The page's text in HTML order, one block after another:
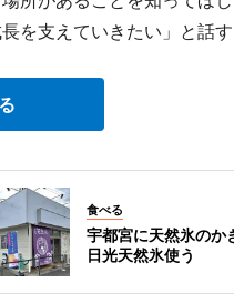
を支えていきたい」と話す
食べる
宇都宮に天然氷のか
日光天然氷使う